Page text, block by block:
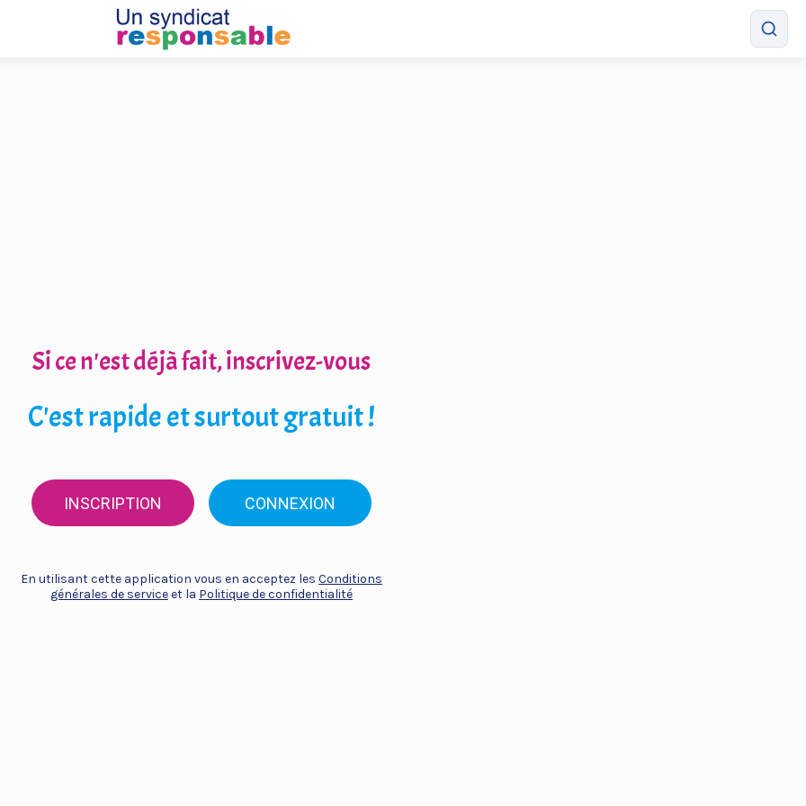
Si ce n'est déjà fait, inscrivez-vous
C'est rapide et surtout gratuit !
INSCRIPTION CONNEXION
En utilisant cette application vous en acceptez les Conditions
générales de serviceet la Politique de confidentialité